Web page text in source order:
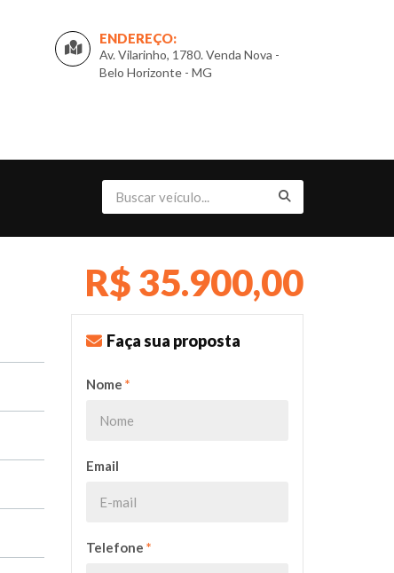
ENDEREÇO:
Av. Vilarinho, 1780. Venda Nova -
Belo Horizonte - MG
R$ 35.900,00
Faça sua proposta
Nome *
Email
Telefone *